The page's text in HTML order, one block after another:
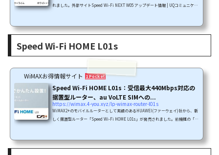
れました。外部サイトSpeed Wi-Fi NEXT W05 アップデート情報 | UQコミュニケー
使ったり、自宅で有線LAN接続して使うこともできます。下り220Mbpsのサービス
Mbpsエリア」です。Speed Wi-Fi NEXT W05は「4×4MIMO およびCA(キ...
Speed Wi-Fi HOME L01s
WiMAXお得情報サイト 1 Pocket
Speed Wi-Fi HOME L01s：受信最大440Mbps対応の
据置型ルーター、au VoLTE SIMへの...
https://wimax.4-you.xyz/lp-wimax-router-l01s
WiMAX2+のモバイルルーターとして実績のあるHUAWEI(ファーウェイ)社から、新
しく据置型ルーター「Speed Wi-Fi HOME L01s」が発売されました。前機種の「S
更」というのがあります。自宅に工事なしで設置できる高速回線としても人気のあ